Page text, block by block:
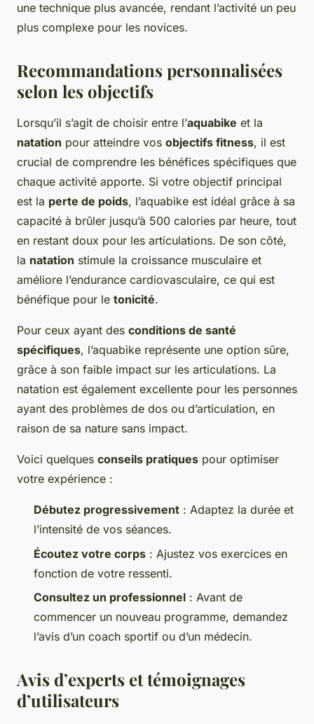
une technique plus avancée, rendant l’activité un peu
plus complexe pour les novices.
Recommandations personnalisées
selon les objectifs
Lorsqu’il s’agit de choisir entre l’aquabike et la
natation pour atteindre vos objectifs fitness, il est
crucial de comprendre les bénéfices spécifiques que
chaque activité apporte. Si votre objectif principal
est la perte de poids, l’aquabike est idéal grâce à sa
capacité à brûler jusqu’à 500 calories par heure, tout
en restant doux pour les articulations. De son côté,
la natation stimule la croissance musculaire et
améliore l’endurance cardiovasculaire, ce qui est
bénéfique pour le tonicité.
Pour ceux ayant des conditions de santé
spécifiques, l’aquabike représente une option sûre,
grâce à son faible impact sur les articulations. La
natation est également excellente pour les personnes
ayant des problèmes de dos ou d’articulation, en
raison de sa nature sans impact.
Voici quelques conseils pratiques pour optimiser
votre expérience :
Débutez progressivement : Adaptez la durée et
l’intensité de vos séances.
Écoutez votre corps : Ajustez vos exercices en
fonction de votre ressenti.
Consultez un professionnel : Avant de
commencer un nouveau programme, demandez
l’avis d’un coach sportif ou d’un médecin.
Avis d’experts et témoignages
d’utilisateurs